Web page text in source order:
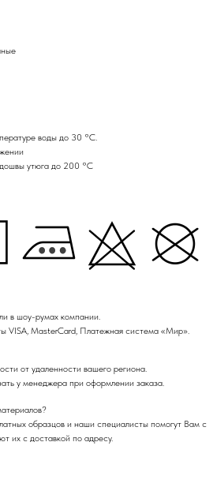
воды до 30 °C.
утюга до 200 °C
в шоу-румах компании.
VISA, MasterCard, Платежная система «Мир».
от удаленности вашего региона.
у менеджера при оформлении заказа.
образцов и наши специалисты помогут Вам с
их с доставкой по адресу.